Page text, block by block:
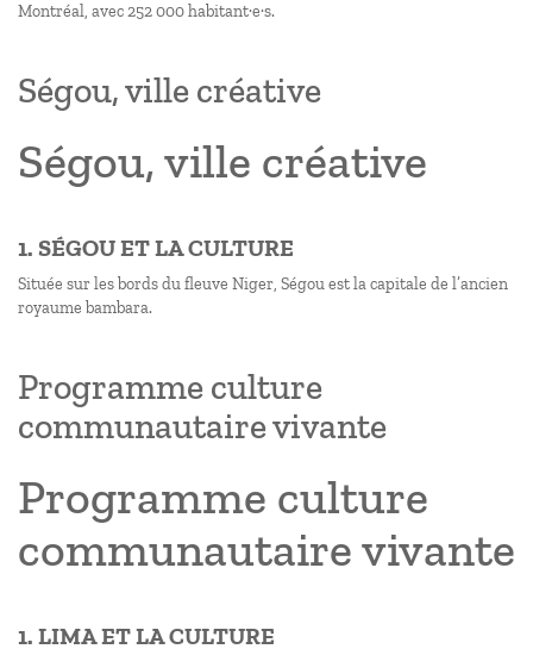
Montréal, avec 252 000 habitant·e·s.
Ségou, ville créative
Ségou, ville créative
1. SÉGOU ET LA CULTURE
Située sur les bords du fleuve Niger, Ségou est la capitale de l’ancien
royaume bambara.
Programme culture
communautaire vivante
Programme culture
communautaire vivante
1. LIMA ET LA CULTURE